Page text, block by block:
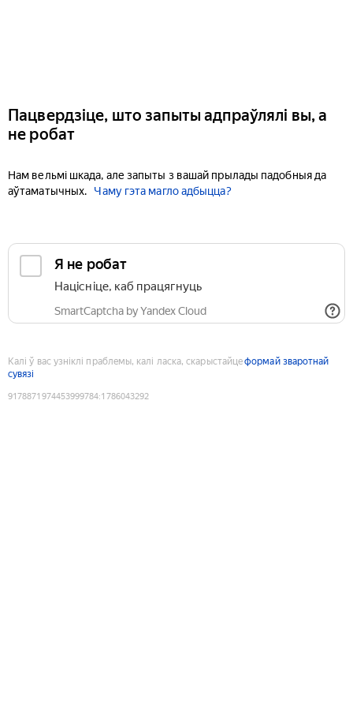
Пацвердзіце, што запыты адпраўлялі вы, а
не робат
Нам вельмі шкада, але запыты з вашай прылады падобныя да
аўтаматычных.
Чаму гэта магло адбыцца?
Я не робат
Націсніце, каб працягнуць
SmartCaptcha by Yandex Cloud
Калі ў вас узніклі праблемы, калі ласка, скарыстайцеформай зваротнай
сувязі
9178871974453999784:1786043292